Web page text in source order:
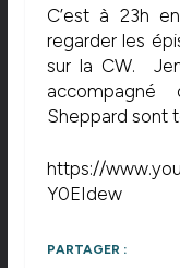
C’est à 23h
regarder les
sur la CW.
Sheppard sont
https://
Y0EIdew
PARTAGER :